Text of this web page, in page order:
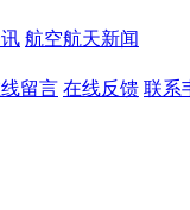
航空航天新闻
留言 在线反馈 联系